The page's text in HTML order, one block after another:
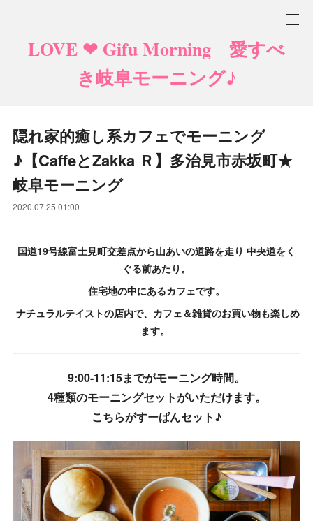
LOVE ❤ Gifu Morning 愛すべ
き岐阜モーニング♪
隠れ家的癒し系カフェでモーニング
♪【CaffeとZakka Ｒ】多治見市赤坂町★
岐阜モーニング
2020.07.25 01:00
国道19号線富士見町交差点から山あいの道路を走り 中央道をく
ぐる前あたり。
住宅地の中にあるカフェです。
ナチュラルテイストの店内で、カフェ＆雑貨のお買い物も楽しめ
ます。
9:00-11:15までがモーニング時間。
4種類のモーニングセットがいただけます。
こちらがすーぱんセット♪